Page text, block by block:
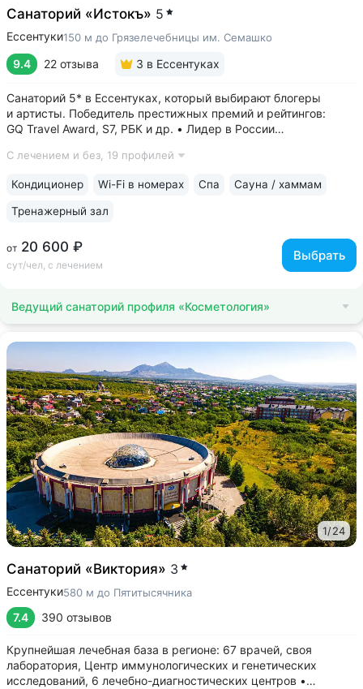
Санаторий «Истокъ» 5
Ессентуки150 м до Грязелечебницы им. Семашко
9.4 22 отзыва 3 в Ессентуках
Санаторий 5* в Ессентуках, который выбирают блогеры
и артисты. Победитель престижных премий и рейтингов:
GQ Travel Award, S7, РБК и др. • Лидер в России
целлюлита и вен «Эндосфера», коррекция фигуры Tesla
С лечением и без, 19 профилей
от 20 600 ₽
сут/чел, с лечением
Выбрать
Кондиционер Wi-Fi в номерах Спа Сауна / хаммам
Тренажерный зал
Ведущий санаторий профиля «Косметология»
1/24
Санаторий «Виктория» 3
Ессентуки580 м до Пятитысячника
7.4 390 отзывов
Крупнейшая лечебная база в регионе: 67 врачей, своя
лаборатория, Центр иммунологических и генетических
исследований, 6 лечебно-диагностических центров •